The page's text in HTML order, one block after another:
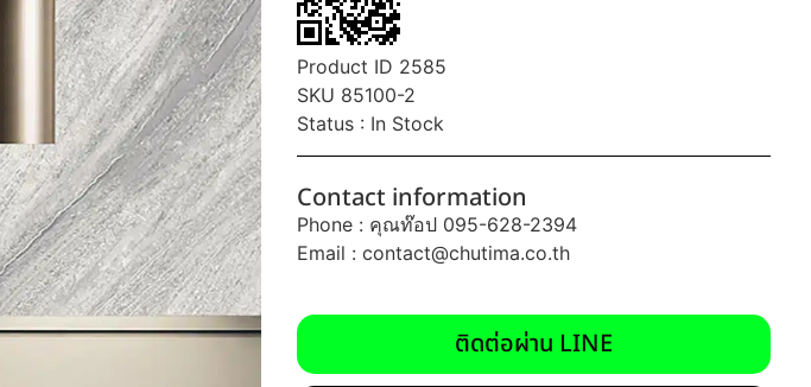
Product ID 2585
SKU 85100-2
Status : In Stock
Contact information
Phone : คุณท๊อป 095-628-2394
Email :contact@chutima.co.th
ติดต่อผ่าน LINE